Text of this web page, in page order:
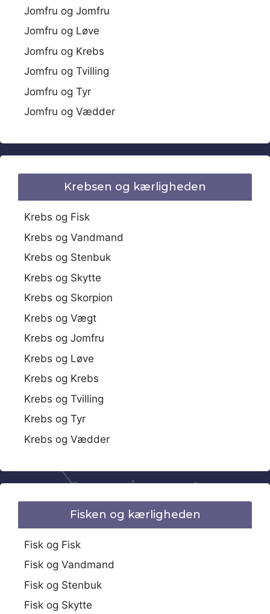
Jomfru og Jomfru
Jomfru og Løve
Jomfru og Krebs
Jomfru og Tvilling
Jomfru og Tyr
Jomfru og Vædder
Krebsen og kærligheden
Krebs og Fisk
Krebs og Vandmand
Krebs og Stenbuk
Krebs og Skytte
Krebs og Skorpion
Krebs og Vægt
Krebs og Jomfru
Krebs og Løve
Krebs og Krebs
Krebs og Tvilling
Krebs og Tyr
Krebs og Vædder
Fisken og kærligheden
Fisk og Fisk
Fisk og Vandmand
Fisk og Stenbuk
Fisk og Skytte